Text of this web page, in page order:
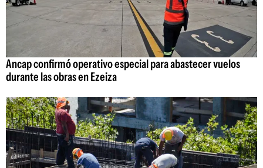
Ancap confirmó operativo especial para abastecer vuelos
durante las obras en Ezeiza